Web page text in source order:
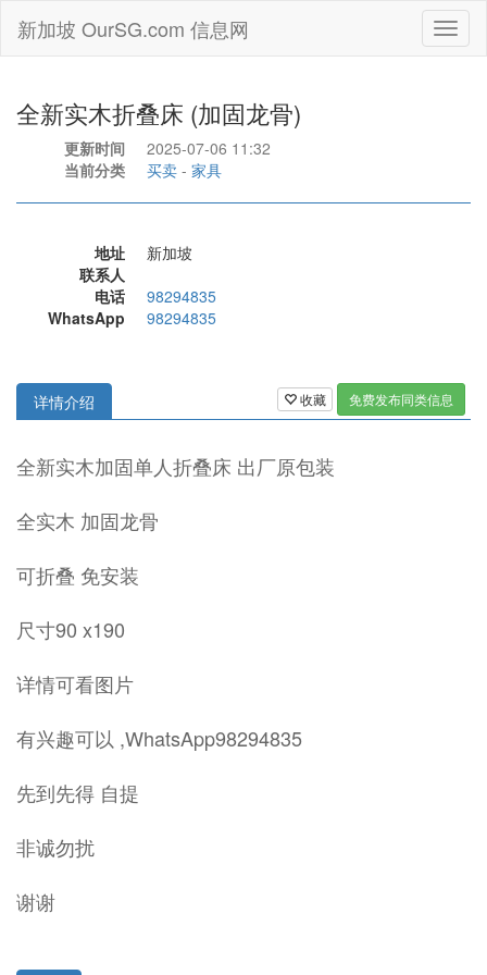
新加坡 OurSG.com 信息网
全新实木折叠床 (加固龙骨)
更新时间
2025-07-06 11:32
当前分类
买卖 - 家具
地址
新加坡
联系人
电话
98294835
WhatsApp
98294835
收藏 免费发布同类信息
详情介绍
全新实木加固单人折叠床 出厂原包装
全实木 加固龙骨
可折叠 免安装
尺寸90 x190
详情可看图片
有兴趣可以 ,WhatsApp98294835
先到先得 自提
非诚勿扰
谢谢